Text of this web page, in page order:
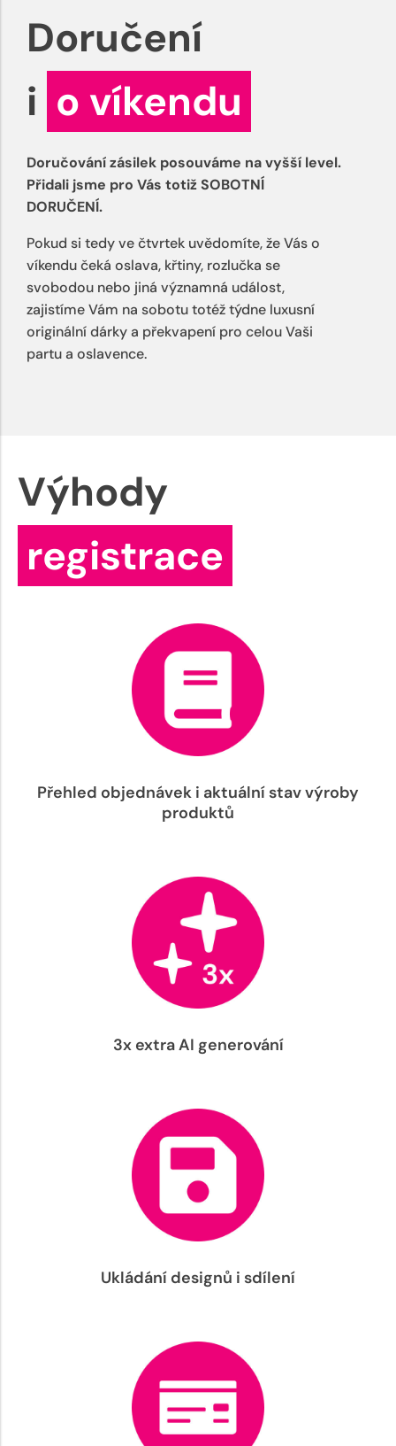
Doručení
i o víkendu
Doručování zásilek posouváme na vyšší level.
Přidali jsme pro Vás totiž SOBOTNÍ
DORUČENÍ.
Pokud si tedy ve čtvrtek uvědomíte, že Vás o
víkendu čeká oslava, křtiny, rozlučka se
svobodou nebo jiná významná událost,
zajistíme Vám na sobotu totéž týdne luxusní
originální dárky a překvapení pro celou Vaši
partu a oslavence.
Výhody
registrace
Přehled objednávek i aktuální stav výroby
produktů
3x extra AI generování
Ukládání designů i sdílení